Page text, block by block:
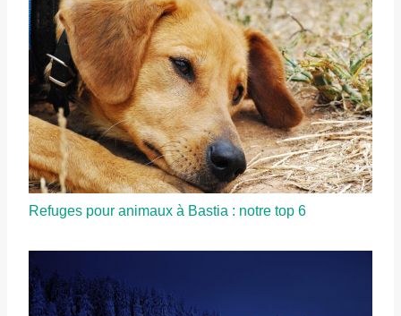
Refuges pour animaux à Bastia : notre top 6